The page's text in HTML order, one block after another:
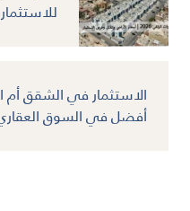
الاستثمار في الشقق أم
أفضل في السوق